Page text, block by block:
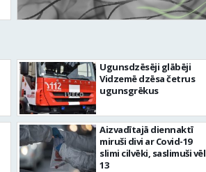
Ugunsdzēsēji glābēji
Vidzemē dzēsa četrus
ugunsgrēkus
Aizvadītajā diennaktī
miruši divi ar Covid-19
slimi cilvēki, saslimuši vēl
13